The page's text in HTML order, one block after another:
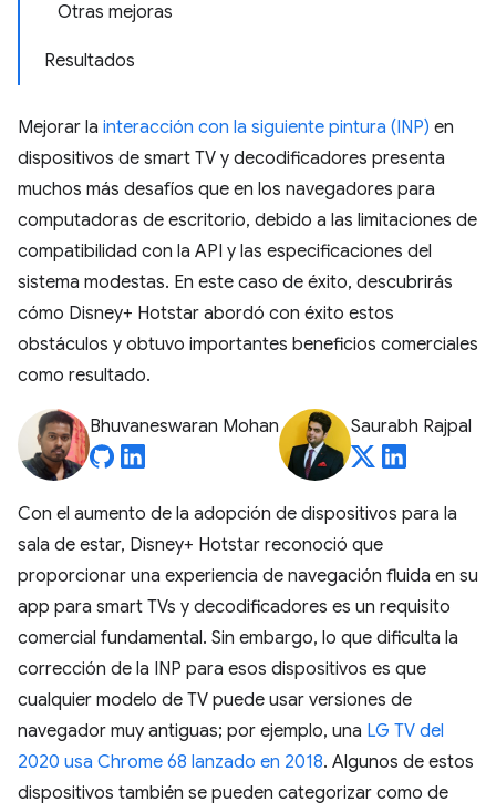
Otras mejoras
Resultados
Mejorar la interacción con la siguiente pintura (INP) en
dispositivos de smart TV y decodificadores presenta
muchos más desafíos que en los navegadores para
computadoras de escritorio, debido a las limitaciones de
compatibilidad con la API y las especificaciones del
sistema modestas. En este caso de éxito, descubrirás
cómo Disney+ Hotstar abordó con éxito estos
obstáculos y obtuvo importantes beneficios comerciales
como resultado.
Bhuvaneswaran Mohan Saurabh Rajpal
Con el aumento de la adopción de dispositivos para la
sala de estar, Disney+ Hotstar reconoció que
proporcionar una experiencia de navegación fluida en su
app para smart TVs y decodificadores es un requisito
comercial fundamental. Sin embargo, lo que dificulta la
corrección de la INP para esos dispositivos es que
cualquier modelo de TV puede usar versiones de
navegador muy antiguas; por ejemplo, una LG TV del
2020 usa Chrome 68 lanzado en 2018. Algunos de estos
dispositivos también se pueden categorizar como de